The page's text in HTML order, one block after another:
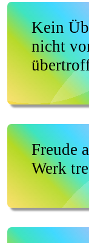
Kein
nicht
Freude
Werk